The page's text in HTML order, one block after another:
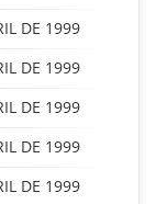
DE 1999
DE 1999
DE 1999
DE 1999
DE 1999